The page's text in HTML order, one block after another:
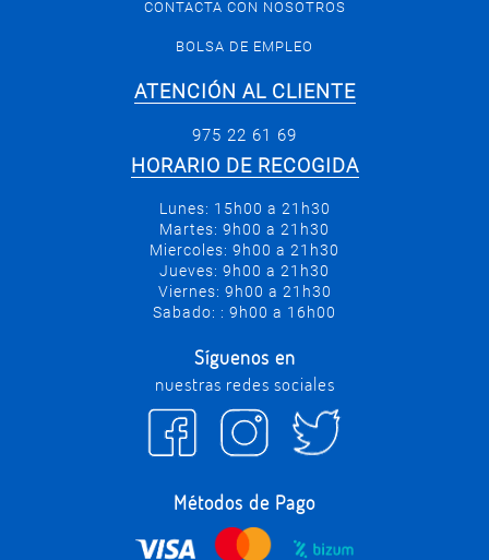
CONTACTA CON NOSOTROS
BOLSA DE EMPLEO
ATENCIÓN AL CLIENTE
975 22 61 69
HORARIO DE RECOGIDA
Lunes: 15h00 a 21h30
Martes: 9h00 a 21h30
Miercoles: 9h00 a 21h30
Jueves: 9h00 a 21h30
Viernes: 9h00 a 21h30
Sabado: : 9h00 a 16h00
Síguenos en
nuestras redes sociales
Métodos de Pago